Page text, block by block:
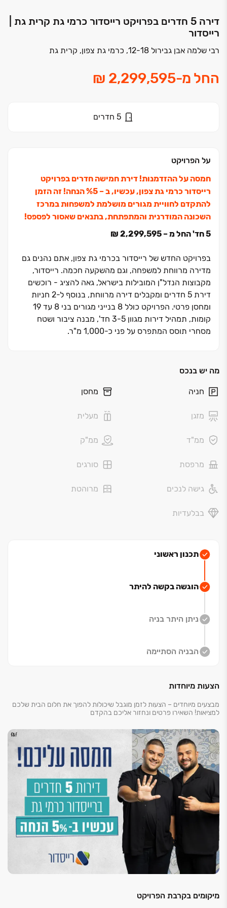
דירה 5 חדרים בפרויקט רייסדור כרמי גת קרית גת |
רייסדור
רבי שלמה אבן גבירול 12-18, כרמי גת צפון, קרית גת
החל מ-
5 חדרים
על הפרויקט
חמסה על ההזדמנות! דירת חמישה חדרים בפרויקט
רייסדור כרמי גת צפון, עכשיו, ב ‏– ‏5‏% הנחה! זה הזמן
להתקדם לחוויית מגורים מושלמת למשפחות במרכז
השכונה המודרנית והמתפתחת, בתנאים שאסור לפספס!
5 חד' החל מ – 2,299,595 ₪
בפרויקט החדש של רייסדור בכרמי גת צפון, אתם נהנים גם
מדירה מרווחת למשפחה, וגם מהשקעה חכמה. רייסדור,
מקבוצות הנדל"ן המובילות בישראל, גאה להציג - רוכשים
דירת ‏5 חדרים ומקבלים דירה מרווחת, בנוסף ל-2 חניות
ומחסן פרטי. הפרויקט כולל ‏8 בנייני מגורים בני ‏8 עד ‏19
קומות, תמהיל דירות מגוון ‏3-5 חד', מבנה ציבור ושטח
מסחרי תוסס המתפרס על פני כ‏-1,000 מ"ר
.
מוסדות חינוך, בתי כנסת ועוד. כמו כן מציע הפרויקט נגישות
המרכזיים כביש ‏6 ו‏-4
את החלום בפרויקט רייסדור כרמי גת צפון.
מה יש בנכס
חניה מחסן
מזגן מעלית
ממ"ד ממ"ק
מרפסת סורגים
גישה לנכים מרוהטת
בבלעדיות
תכנון ראשוני
הוגשה בקשה להיתר
ניתן היתר בניה
הבניה הסתיימה
הצעות מיוחדות
מבצעים מיוחדים – הצעות לזמן מוגבל שיכולות להפוך את חלום הבית שלכם
למציאות! השאירו פרטים ונחזור אליכם בהקדם
מיקומים בקרבת הפרויקט